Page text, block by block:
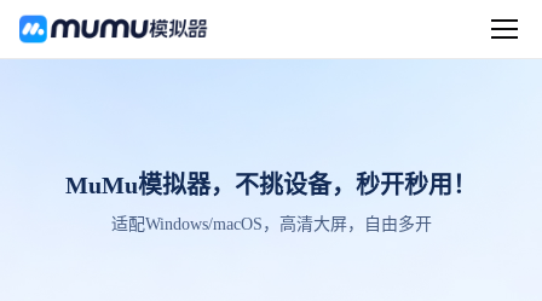
MuMu模拟器，不挑设备，秒开秒用！
适配Windows/macOS，高清大屏，自由多开